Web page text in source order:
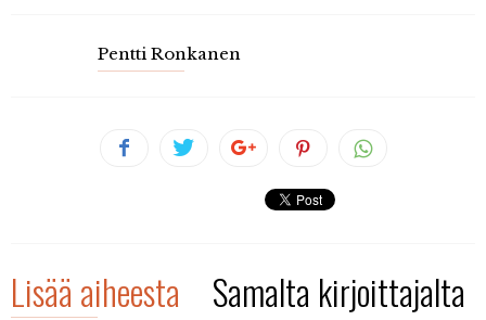
Pentti Ronkanen
Lisää aiheesta Samalta kirjoittajalta